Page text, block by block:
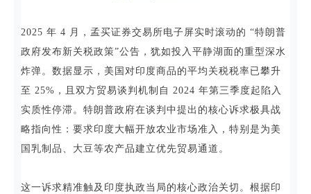
2025 年 4 月，孟买证券交易所电子屏实时滚动的 “特朗普
政府发布新关税政策”公告，犹如投入平静湖面的重型深水
炸弹。数据显示，美国对印度商品的平均关税税率已攀升
至 25%，且双方贸易谈判机制自 2024 年第三季度起陷入
实质性停滞。特朗普政府在谈判中提出的核心诉求极具战
略指向性：要求印度大幅开放农业市场准入，特别是为美
国乳制品、大豆等农产品建立优先贸易通道。
这一诉求精准触及印度执政当局的核心政治关切。根据印